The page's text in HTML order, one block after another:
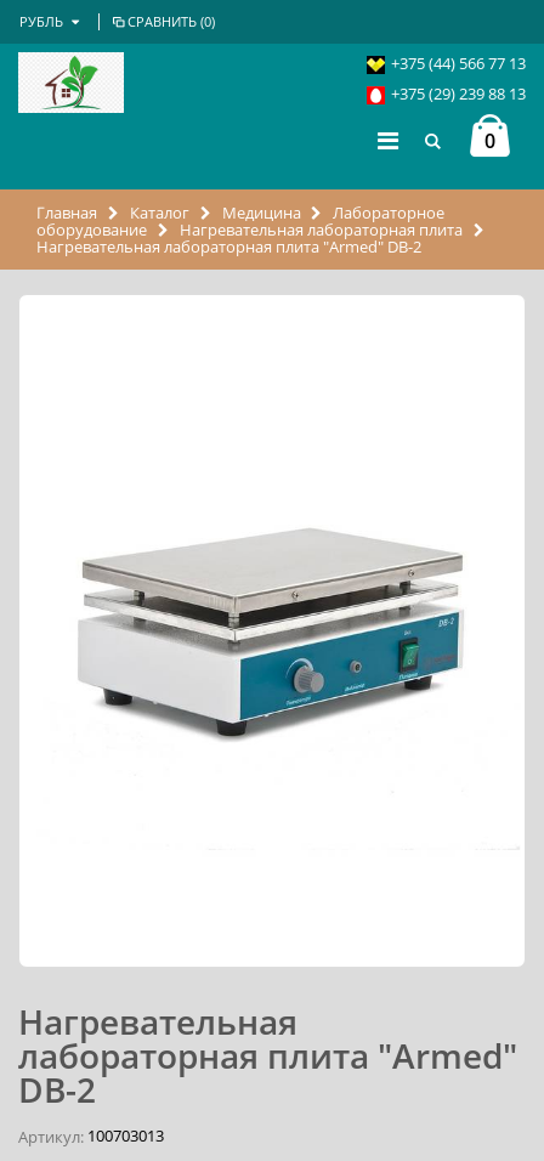
РУБЛЬ СРАВНИТЬ (0)
+375 (44) 566 77 13
+375 (29) 239 88 13
0
Главная Каталог Медицина Лабораторное
оборудование Нагревательная лабораторная плита
Нагревательная лабораторная плита "Armed" DB-2
Нагревательная
лабораторная плита "Armed"
DB-2
Артикул: 100703013